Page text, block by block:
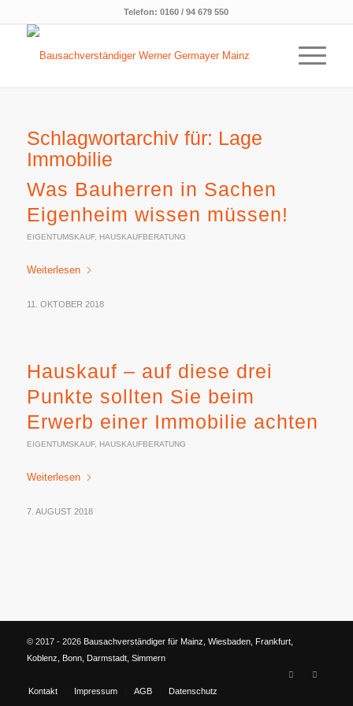
Telefon:0160 / 94 679 550
Schlagwortarchiv für: Lage
Immobilie
Was Bauherren in Sachen
Eigenheim wissen müssen!
EIGENTUMSKAUF, HAUSKAUFBERATUNG
Weiterlesen
11. OKTOBER 2018
Hauskauf – auf diese drei
Punkte sollten Sie beim
Erwerb einer Immobilie achten
EIGENTUMSKAUF, HAUSKAUFBERATUNG
Weiterlesen
7. AUGUST 2018
© 2017 - 2026 Bausachverständiger für Mainz, Wiesbaden, Frankfurt,
Koblenz, Bonn, Darmstadt, Simmern
Kontakt Impressum AGB Datenschutz